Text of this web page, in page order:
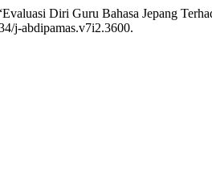
Diri Guru Bahasa Jepang
j-abdipamas.v7i2.3600.